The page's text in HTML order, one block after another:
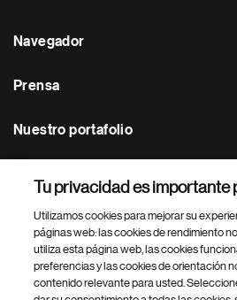
Navegador
Prensa
Nuestro portafolio
Footer Site Search
Tu privacidad es importante
Utilizamos cookies para mejorar su
páginas web: las cookies de rendimiento
utiliza esta página web, las cookies
preferencias y las cookies de orientación
contenido relevante para usted.